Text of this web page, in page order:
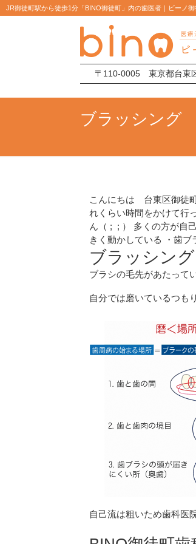
JR御徒町駅から徒歩1分「BINO御徒町」内の歯医者｜ビーノ
〒110-0005 東京都台東
ブラッシング
こんにちは 台東区御徒
れくらい時間をかけて行
ん（ ; ; ） 多くの方が自
きく動かしている ・歯
ブラッシング
ブラシの毛先があたって
自分では磨いているつも
自己流は粗いため歯科医